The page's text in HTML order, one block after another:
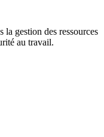
gestion des ressources
au travail.